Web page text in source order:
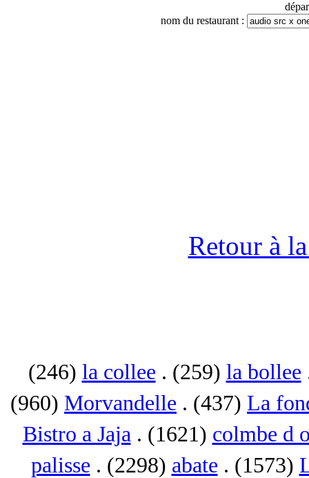
nom du restaurant :
Retour à
(246) la collee . (259) la bollee
(960) Morvandelle . (437) La
Bistro a Jaja. (1621) colmbe d
palisse . (2298) abate . (1573)